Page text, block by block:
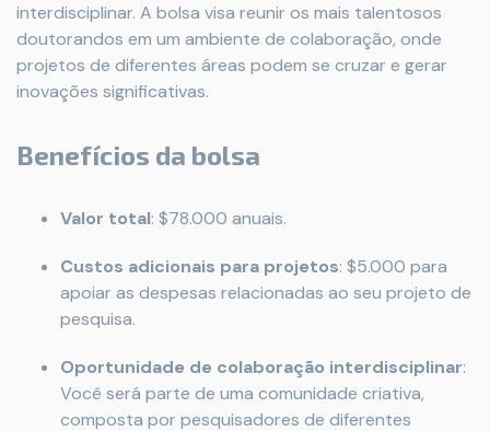
interdisciplinar. A bolsa visa reunir os mais talentosos
doutorandos em um ambiente de colaboração, onde
projetos de diferentes áreas podem se cruzar e gerar
inovações significativas.
Benefícios da bolsa
Valor total: $78.000 anuais.
Custos adicionais para projetos: $5.000 para
apoiar as despesas relacionadas ao seu projeto de
pesquisa.
Oportunidade de colaboração interdisciplinar:
Você será parte de uma comunidade criativa,
composta por pesquisadores de diferentes